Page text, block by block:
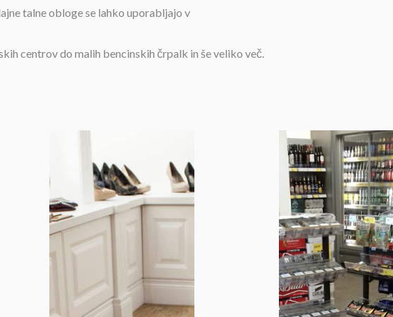
talne obloge se lahko uporabljajo v
centrov do malih bencinskih črpalk in še veliko več.